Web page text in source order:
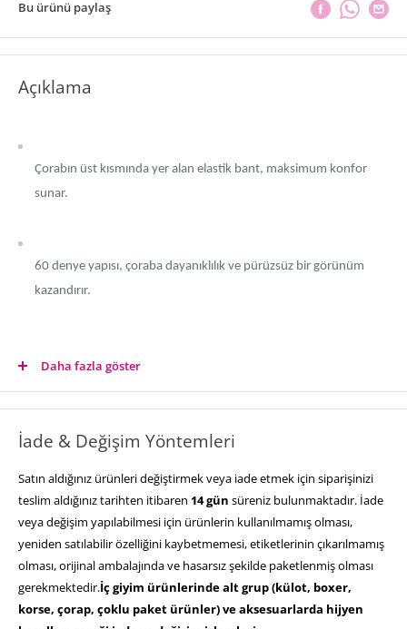
Bu ürünü paylaş
Açıklama
Çorabın üst kısmında yer alan elastik bant, maksimum konfor
sunar.
60 denye yapısı, çoraba dayanıklılık ve pürüzsüz bir görünüm
kazandırır.
Parmak kısmındaki şeffaf tasarım, zarif bir kullanım sağlar.
Mikro-ribana örgü detayı, daha iyi uyum ve rahatlık sağlar.
Kumaş Bilgisi:
Daha fazla göster
İade & Değişim Yöntemleri
Satın aldığınız ürünleri değiştirmek veya iade etmek için siparişinizi
teslim aldığınız tarihten itibaren 14 gün süreniz bulunmaktadır. İade
veya değişim yapılabilmesi için ürünlerin kullanılmamış olması,
yeniden satılabilir özelliğini kaybetmemesi, etiketlerinin çıkarılmamış
olması, orijinal ambalajında ve hasarsız şekilde paketlenmiş olması
gerekmektedir.İç giyim ürünlerinde alt grup (külot, boxer,
korse, çorap, çoklu paket ürünler) ve aksesuarlarda hijyen